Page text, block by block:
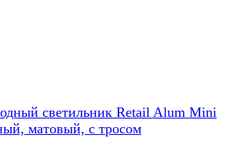
светильник Retail Alum Mini
матовый, с тросом